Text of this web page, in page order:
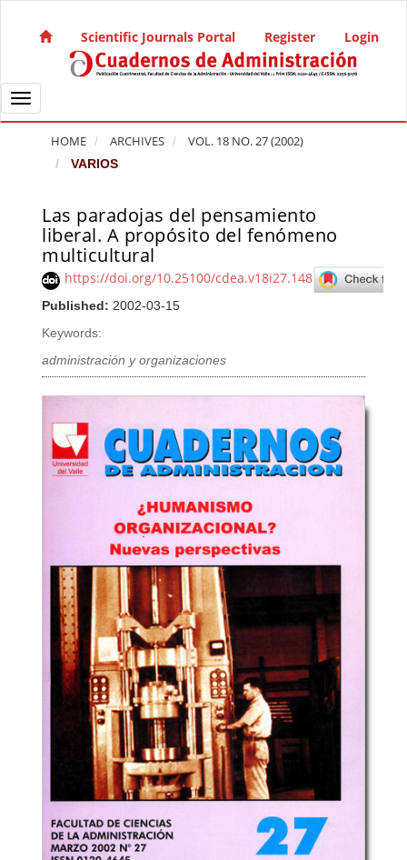
Main Navigation
Main Content
Sidebar
Scientific Journals Portal Register Login
Toggle navigation
HOME ARCHIVES VOL. 18 NO. 27 (2002)
VARIOS
Las paradojas del pensamiento
liberal. A propósito del fenómeno
multicultural
https://doi.org/10.25100/cdea.v18i27.148
Published: 2002-03-15
Keywords:
administración y organizaciones
Article Sidebar